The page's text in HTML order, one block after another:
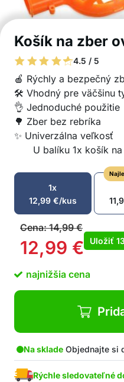
Košík na zber
4.5 / 5
🍎 Rýchly a bezpečný
🛠️ Vhodný pre väčšinu
👌 Jednoduché použitie
🌳 Zber bez rebríka
✨ Univerzálna veľkosť
U balíku 1x košík
1x
12,99 €/kus
Cena:14,99€
12,99 € Uložiť
najnižšia cena
Na sklade Objednajte si
Rýchle sledovateľné